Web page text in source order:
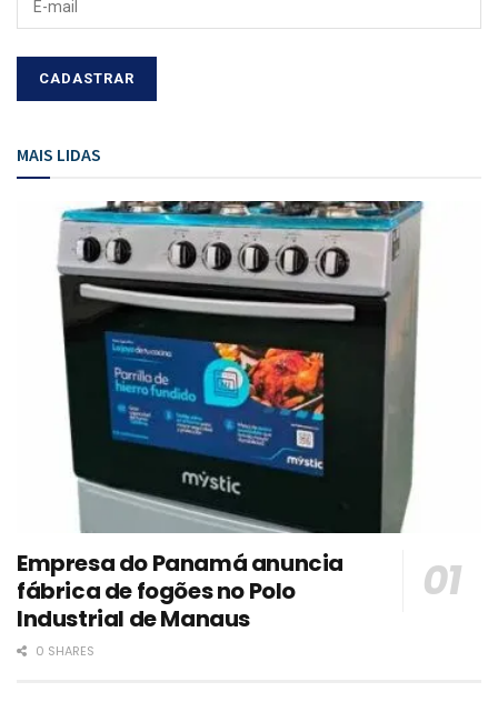
MAIS LIDAS
Empresa do Panamá anuncia
fábrica de fogões no Polo
Industrial de Manaus
0 SHARES